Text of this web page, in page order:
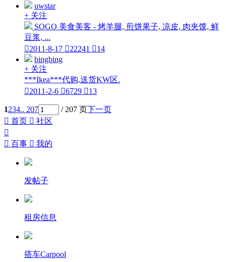
uwstar
+ 关注
SOGO 美食美客 - 烤羊腿, 煎饼果子, 凉皮, 肉夹馍, 鲜
豆浆, ...
2011-8-17 22241 14
bingbing
+ 关注
***Ikea***代购,送货KW区.
2011-2-6 6729 13
1234.. 207 / 207 页下一页
 首页  社区

 百事  我的
发帖子
租房信息
搭车Carpool